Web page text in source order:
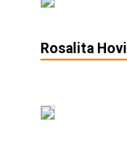
Rosalita